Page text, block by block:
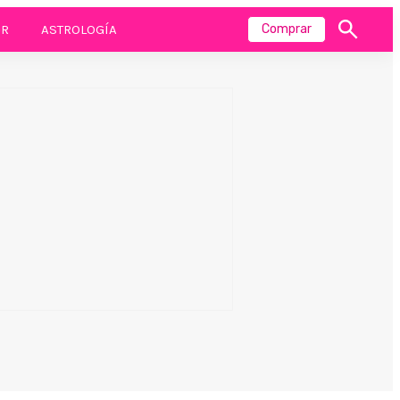
ASTROLOGÍA Comprar
Mostrar